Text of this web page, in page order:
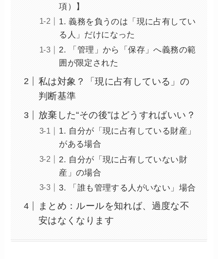
項）】
1. 義務を負うのは「現に占有してい
る人」だけになった
2. 「管理」から「保存」へ義務の範
囲が限定された
私は対象？「現に占有している」の
判断基準
放棄した“その後”はどうすればいい？
1. 自分が「現に占有している財産」
がある場合
2. 自分が「現に占有していない財
産」の場合
3. 「誰も管理する人がいない」場合
まとめ：ルールを知れば、過度な不
安はなくなります